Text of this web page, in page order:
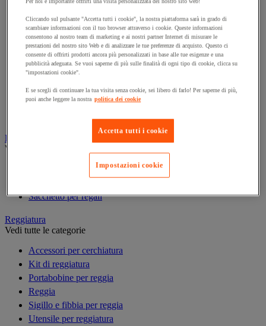
Cucitrice per imballaggio
Nastro adesivo in polipropilene
Nastro adesivo in PVC
Nastro adesivo personalizzabile
Nastro adesivo specifico
Pistola per colla
Spago
Pacchi regalo
Vedi tutte le categorie
Sacchetto per regali
Reggiatura
Vedi tutte le categorie
Accessori per cerchiatura
Kit di reggiatura
Portabobine per reggia
Reggia
Sigillo e fibbia per reggia
Utensile per reggiatura
Cliccando sul pulsante "Accetta tutti i cookie", la nostra piattaforma sarà in grado di
scambiare informazioni con il tuo browser attraverso i cookie. Queste informazioni
consentono al nostro team di marketing e ai nostri partner Internet di misurare le
prestazioni del nostro sito Web e di analizzare le tue preferenze di acquisto. Questo ci
consente di offrirti prodotti ancora più personalizzati in base alle tue esigenze e una
pubblicità adeguata. Se vuoi saperne di più sulle finalità di ogni tipo di cookie, clicca su
"impostazioni cookie".
E se scegli di continuare la tua visita senza cookie, sei libero di farlo! Per saperne di più,
puoi anche leggere la nostra politica dei cookie
Accetta tutti i cookie
Impostazioni cookie